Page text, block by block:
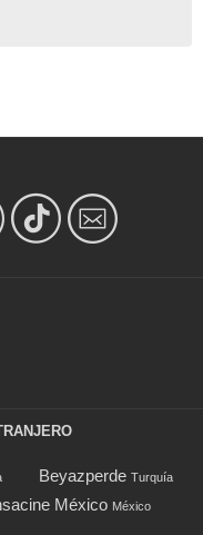
Beyazperde Turquía
México México